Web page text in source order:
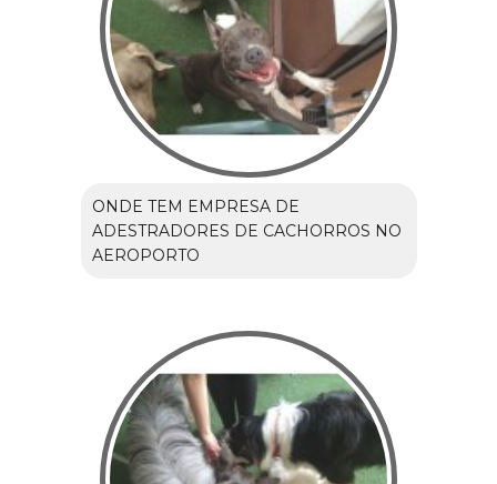
ONDE TEM EMPRESA DE
ADESTRADORES DE CACHORROS NO
AEROPORTO